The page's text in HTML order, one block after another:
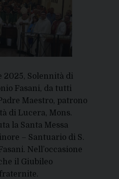
2025, Solennità di
Fasani, da tutti
Maestro, patrono
di Lucera, Mons.
la Santa Messa
– Santuario di S.
Nell’occasione
il Giubileo